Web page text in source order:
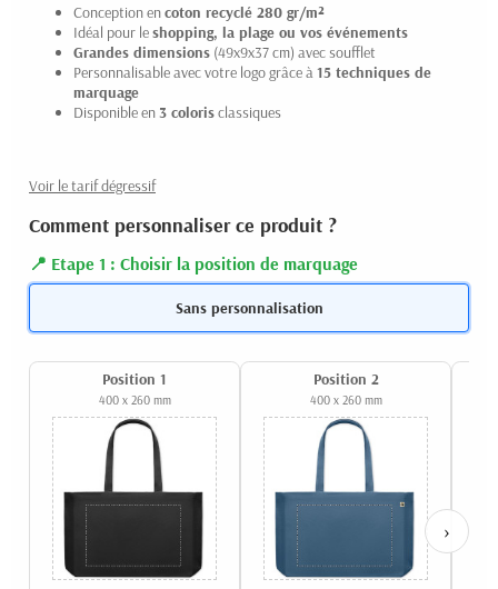
Conception encoton recyclé 280 gr/m²
Idéal pour leshopping, la plage ou vos événements
Grandes dimensions (49x9x37 cm) avec soufflet
Personnalisable avec votre logo grâce à 15 techniques de
marquage
Disponible en3 colorisclassiques
Voir le tarif dégressif
Comment personnaliser ce produit ?
Etape 1 : Choisir la position de marquage
Sans personnalisation
Position 1
400 x 260 mm
Position 2
400 x 260 mm
›